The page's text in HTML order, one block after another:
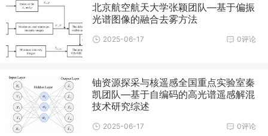
北京航空航天大学张颖团队—基于偏振
光谱图像的融合去雾方法
0评论
2025-06-17
铀资源探采与核遥感全国重点实验室秦
凯团队—基于自编码的高光谱遥感解混
技术研究综述
0评论
2025-06-17